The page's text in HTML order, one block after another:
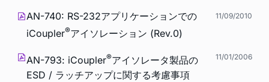
AN-740: RS-232アプリケーションでの
iCoupler®アイソレーション (Rev.0)
11/09/2010
AN-793: iCoupler®アイソレータ製品の
ESD / ラッチアップに関する考慮事項
11/01/2006